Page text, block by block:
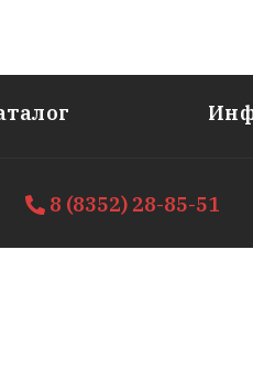
8 (8352) 28-85-51